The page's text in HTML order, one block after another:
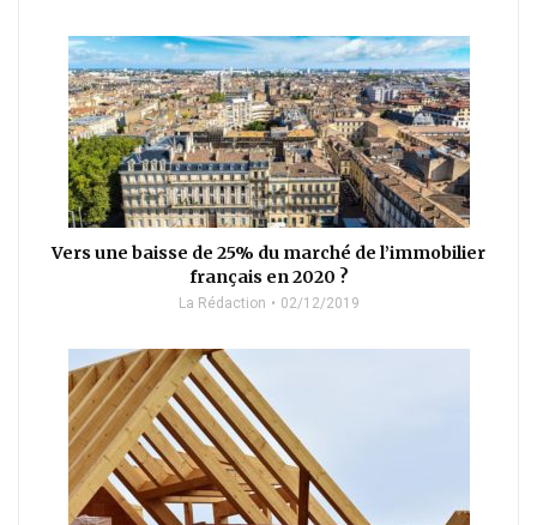
Vers une baisse de 25% du marché de l’immobilier
français en 2020 ?
La Rédaction 02/12/2019